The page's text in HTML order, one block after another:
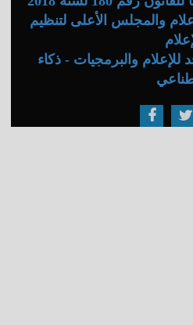
والمجلس الأعلى لتنظيم
والبرمجيات - ذكاء